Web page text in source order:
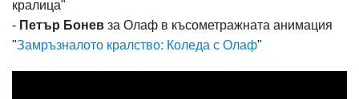
кралица"
- Петър Бонев за Олаф в късометражната анимация
"Замръзналото кралство: Коледа с Олаф"